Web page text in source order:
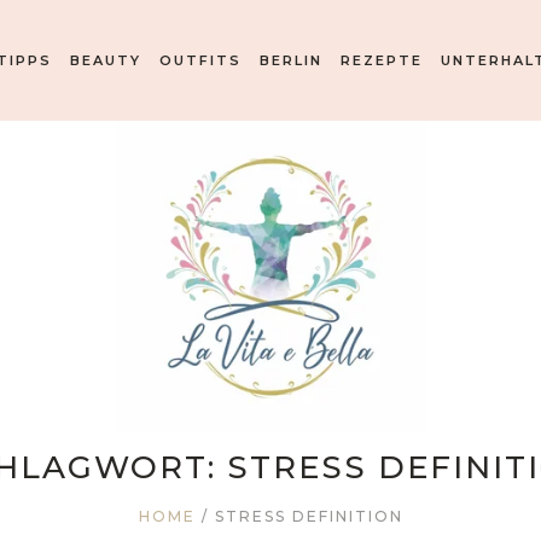
BEAUTY OUTFITS BERLIN REZEPTE
STRESS
HOME / STRESS DEFINITION